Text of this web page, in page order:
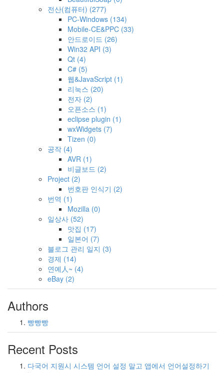
전산(컴퓨터) (277)
PC-Windows (134)
Mobile-CE&PPC (33)
안드로이드 (26)
Win32 API (3)
Qt (4)
C# (5)
웹&JavaScript (1)
리눅스 (20)
전자 (2)
오픈소스 (1)
eclipse plugin (1)
wxWidgets (7)
Tizen (0)
공작 (4)
AVR (1)
비글보드 (2)
Project (2)
번호판 인식기 (2)
번역 (1)
Mozilla (0)
일상사 (52)
맛집 (17)
일본어 (7)
블로그 관리 일지 (3)
경제 (14)
연예人~ (4)
eBay (2)
Authors
빵빵빵
Recent Posts
다국어 지원시 시스템 언어 설정 말고 앱에서 언어설정하기